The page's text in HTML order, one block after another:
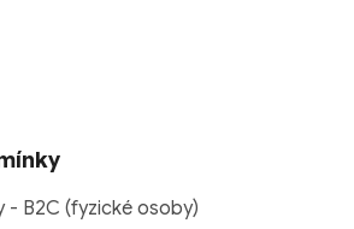
- B2C (fyzické osoby)